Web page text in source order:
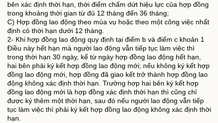
bên xác định thời hạn, thời điểm chấm dứt hiệu lực của hợp đồng
trong khoảng thời gian từ đủ 12 tháng đến 36 tháng;
C) Hợp đồng lao động theo mùa vụ hoặc theo một công việc nhất
định có thời hạn dưới 12 tháng.
2- Khi hợp đồng lao động quy định tại điểm b và điểm c khoản 1
Điều này hết hạn mà người lao động vẫn tiếp tục làm việc thì
trong thời hạn 30 ngày, kể từ ngày hợp đồng lao động hết hạn,
hai bên phải ký kết hợp đồng lao động mới; nếu không ký kết hợp
đồng lao động mới, hợp đồng đã giao kết trở thành hợp đồng lao
động không xác định thời hạn. Trường hợp hai bên ký kết hợp
đồng lao động mới là hợp đồng xác định thời hạn thì cũng chỉ
được ký thêm một thời hạn, sau đó nếu người lao động vẫn tiếp
tục làm việc thì phải ký kết hợp đồng lao động không xác định thời
hạn.